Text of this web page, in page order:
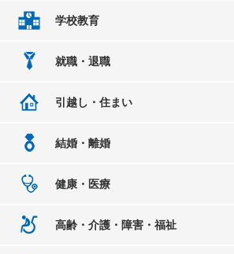
学校教育
就職・退職
引越し・住まい
結婚・離婚
健康・医療
高齢・介護・障害・福祉